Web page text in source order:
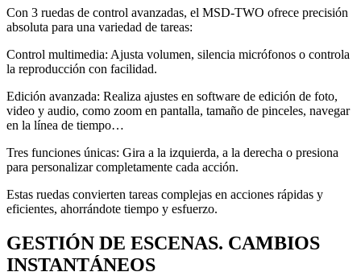
Con 3 ruedas de control avanzadas, el MSD-TWO ofrece precisión
absoluta para una variedad de tareas:
Control multimedia: Ajusta volumen, silencia micrófonos o controla
la reproducción con facilidad.
Edición avanzada: Realiza ajustes en software de edición de foto,
video y audio, como zoom en pantalla, tamaño de pinceles, navegar
en la línea de tiempo…
Tres funciones únicas: Gira a la izquierda, a la derecha o presiona
para personalizar completamente cada acción.
Estas ruedas convierten tareas complejas en acciones rápidas y
eficientes, ahorrándote tiempo y esfuerzo.
GESTIÓN DE ESCENAS. CAMBIOS
INSTANTÁNEOS